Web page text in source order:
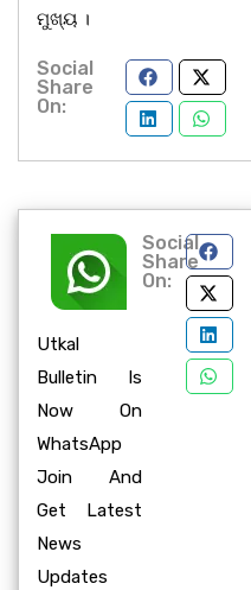
ମୁଖ୍ୟ ।
Social
Share
On:
Utkal
Bulletin Is
Now On
WhatsApp
Join And
Get Latest
News
Updates
Social
Share
On: